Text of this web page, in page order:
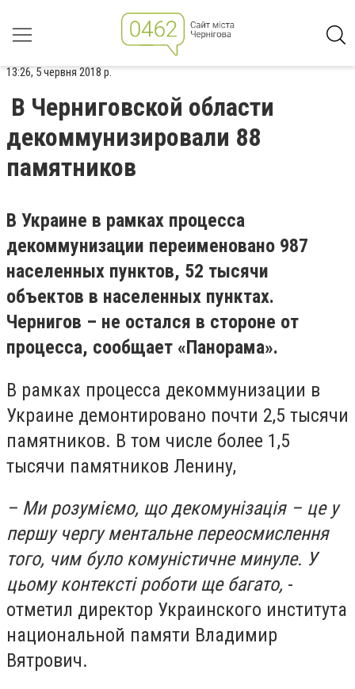
13:26, 5 червня 2018 р.
В Черниговской области
декоммунизировали 88
памятников
В Украине в рамках процесса
декоммунизации переименовано 987
населенных пунктов, 52 тысячи
объектов в населенных пунктах.
Чернигов – не остался в стороне от
процесса, сообщает «Панорама».
В рамках процесса декоммунизации в
Украине демонтировано почти 2,5 тысячи
памятников. В том числе более 1,5
тысячи памятников Ленину,
– Ми розуміємо, що декомунізація – це у
першу чергу ментальне переосмислення
того, чим було комуністичне минуле. У
цьому контексті роботи ще багато, -
отметил директор Украинского института
национальной памяти Владимир
Вятрович.